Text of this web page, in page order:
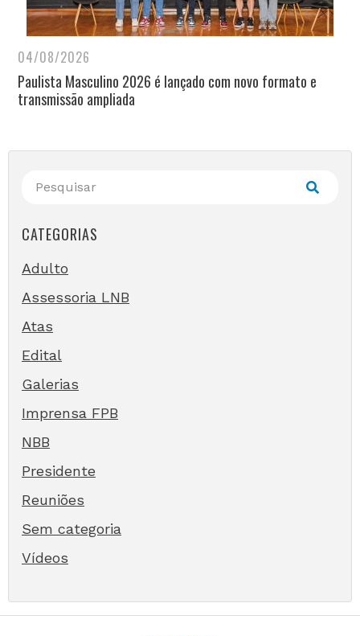
04/08/2026
Paulista Masculino 2026 é lançado com novo formato e
transmissão ampliada
CATEGORIAS
Adulto
Assessoria LNB
Atas
Edital
Galerias
Imprensa FPB
NBB
Presidente
Reuniões
Sem categoria
Vídeos